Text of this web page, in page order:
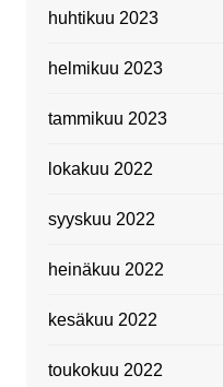
huhtikuu 2023
helmikuu 2023
tammikuu 2023
lokakuu 2022
syyskuu 2022
heinäkuu 2022
kesäkuu 2022
toukokuu 2022